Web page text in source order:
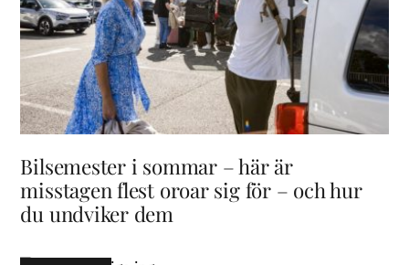
Bilsemester i sommar – här är
misstagen flest oroar sig för – och hur
du undviker dem